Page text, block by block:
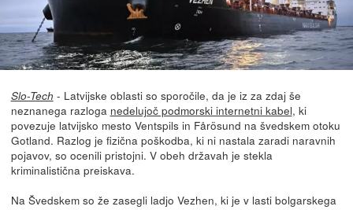
Slo-Tech - Latvijske oblasti so sporočile, da je iz za zdaj še
neznanega razloga nedelujoč podmorski internetni kabel, ki
povezuje latvijsko mesto Ventspils in Fårösund na švedskem otoku
Gotland. Razlog je fizična poškodba, ki ni nastala zaradi naravnih
pojavov, so ocenili pristojni. V obeh državah je stekla
kriminalistična preiskava.
Na Švedskem so že zasegli ladjo Vezhen, ki je v lasti bolgarskega